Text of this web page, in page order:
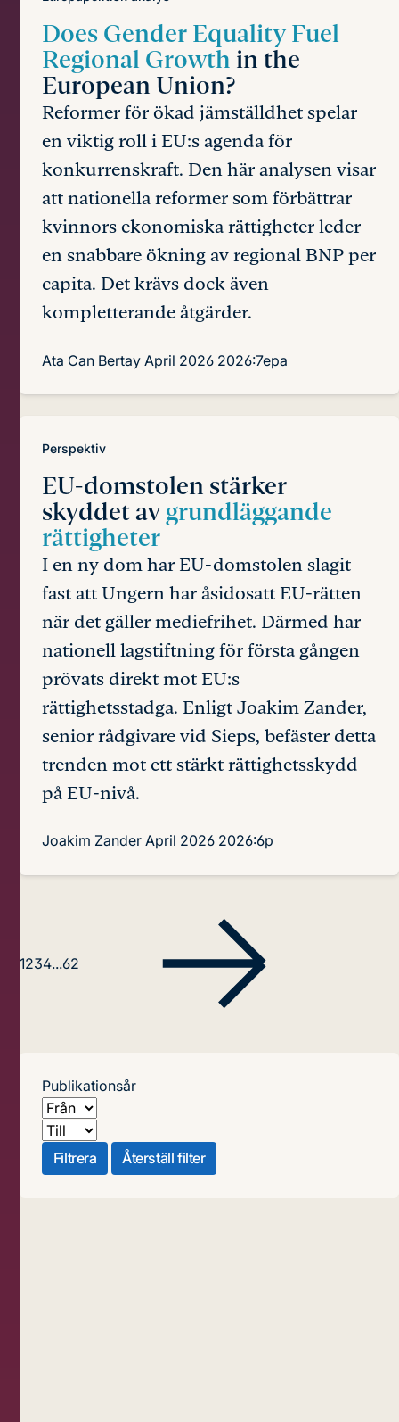
Does Gender Equality Fuel
Regional Growth in the
European Union?
Reformer för ökad jämställdhet spelar
en viktig roll i EU:s agenda för
konkurrenskraft. Den här analysen visar
att nationella reformer som förbättrar
kvinnors ekonomiska rättigheter leder
en snabbare ökning av regional BNP per
capita. Det krävs dock även
kompletterande åtgärder.
Ata Can Bertay April 2026 2026:7epa
Perspektiv
EU-domstolen stärker
skyddet av grundläggande
rättigheter
I en ny dom har EU-domstolen slagit
fast att Ungern har åsidosatt EU-rätten
när det gäller mediefrihet. Därmed har
nationell lagstiftning för första gången
prövats direkt mot EU:s
rättighetsstadga. Enligt Joakim Zander,
senior rådgivare vid Sieps, befäster detta
trenden mot ett stärkt rättighetsskydd
på EU-nivå.
Joakim Zander April 2026 2026:6p
1234...62
Publikationsår
Från
Till
Filtrera
Återställ filter